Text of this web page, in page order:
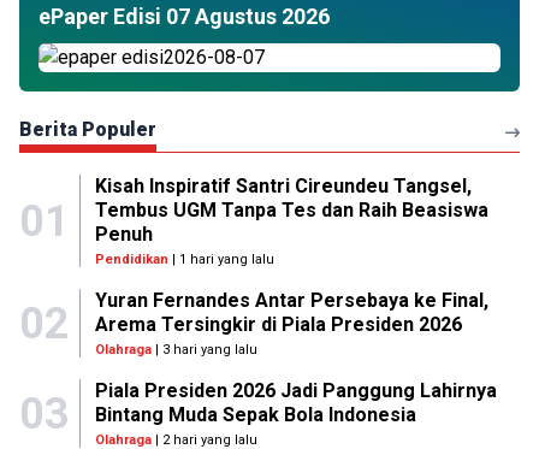
ePaper Edisi 07 Agustus 2026
Berita Populer
01
Kisah Inspiratif Santri Cireundeu Tangsel,
Tembus UGM Tanpa Tes dan Raih Beasiswa
Penuh
Pendidikan | 1 hari yang lalu
02
Yuran Fernandes Antar Persebaya ke Final,
Arema Tersingkir di Piala Presiden 2026
Olahraga| 3 hari yang lalu
03
Piala Presiden 2026 Jadi Panggung Lahirnya
Bintang Muda Sepak Bola Indonesia
Olahraga| 2 hari yang lalu